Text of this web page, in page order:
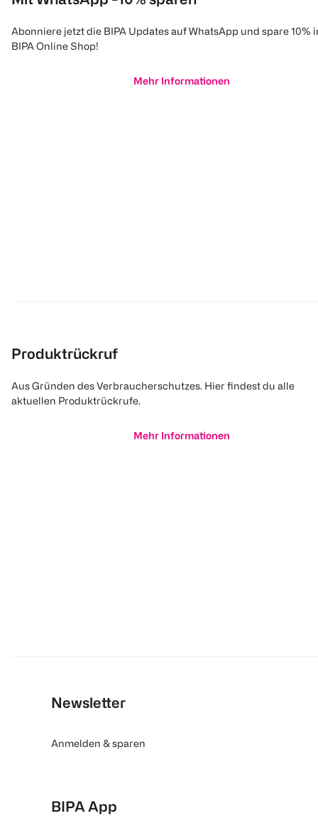
Abonniere jetzt die BIPA Updates auf WhatsApp und spare 10%
BIPA Online Shop!
Mehr Informationen
Produktrückruf
Aus Gründen des Verbraucherschutzes. Hier findest du alle
aktuellen Produktrückrufe.
Mehr Informationen
Newsletter
Anmelden & sparen
BIPA App